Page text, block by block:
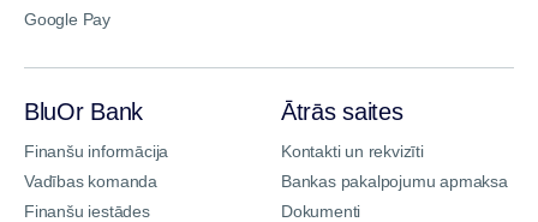
Google Pay
BluOr Bank
Finanšu informācija
Vadības komanda
Finanšu iestādes
Ātrās saites
Kontakti un rekvizīti
Bankas pakalpojumu apmaksa
Dokumenti